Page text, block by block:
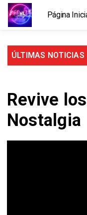
Página
ÚLTIMAS NOTICIAS
Y 971 HERIDOS
Revive
Nostalgia